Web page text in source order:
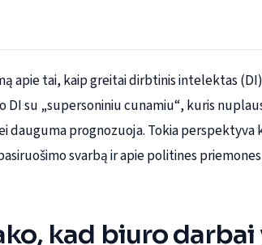
apie tai, kaip greitai dirbtinis intelektas
DI su „supersoniniu cunamiu“, kuris
dauguma prognozuoja. Tokia perspektyva
svarbą ir apie politines
kad biuro darbai